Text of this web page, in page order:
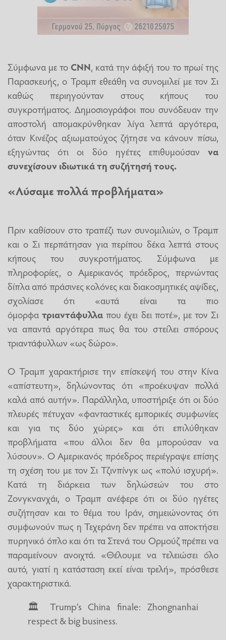
Σύμφωνα με το CNN, κατά την άφιξή του το πρωί της
Παρασκευής, ο Τραμπ εθεάθη να συνομιλεί με τον Σι
καθώς περιηγούνταν στους κήπους του
συγκροτήματος. Δημοσιογράφοι που συνόδευαν την
αποστολή απομακρύνθηκαν λίγα λεπτά αργότερα,
όταν Κινέζος αξιωματούχος ζήτησε να κάνουν πίσω,
εξηγώντας ότι οι δύο ηγέτες επιθυμούσαν να
συνεχίσουν ιδιωτικά τη συζήτησή τους.
«Λύσαμε πολλά προβλήματα»
Πριν καθίσουν στο τραπέζι των συνομιλιών, ο Τραμπ
και ο Σι περπάτησαν για περίπου δέκα λεπτά στους
κήπους του συγκροτήματος. Σύμφωνα με
πληροφορίες, ο Αμερικανός πρόεδρος, περνώντας
δίπλα από πράσινες κολόνες και διακοσμητικές αψίδες,
σχολίασε ότι «αυτά είναι τα πιο
όμορφατριαντάφυλλα που έχει δει ποτέ», με τον Σι
να απαντά αργότερα πως θα του στείλει σπόρους
τριαντάφυλλων «ως δώρο».
Ο Τραμπ χαρακτήρισε την επίσκεψή του στην Κίνα
«απίστευτη», δηλώνοντας ότι «προέκυψαν πολλά
καλά από αυτήν». Παράλληλα, υποστήριξε ότι οι δύο
πλευρές πέτυχαν «φανταστικές εμπορικές συμφωνίες
και για τις δύο χώρες» και ότι επιλύθηκαν
προβλήματα «που άλλοι δεν θα μπορούσαν να
λύσουν». Ο Αμερικανός πρόεδρος περιέγραψε επίσης
τη σχέση του με τον Σι Τζινπίνγκ ως «πολύ ισχυρή».
Κατά τη διάρκεια των δηλώσεών του στο
Ζονγκνανχάι, ο Τραμπ ανέφερε ότι οι δύο ηγέτες
συζήτησαν και το θέμα του Ιράν, σημειώνοντας ότι
συμφωνούν πως η Τεχεράνη δεν πρέπει να αποκτήσει
πυρηνικό όπλο και ότι τα Στενά του Ορμούζ πρέπει να
παραμείνουν ανοιχτά. «Θέλουμε να τελειώσει όλο
αυτό, γιατί η κατάσταση εκεί είναι τρελή», πρόσθεσε
χαρακτηριστικά.
🏛️ Trump’s China finale: Zhongnanhai
respect & big business.